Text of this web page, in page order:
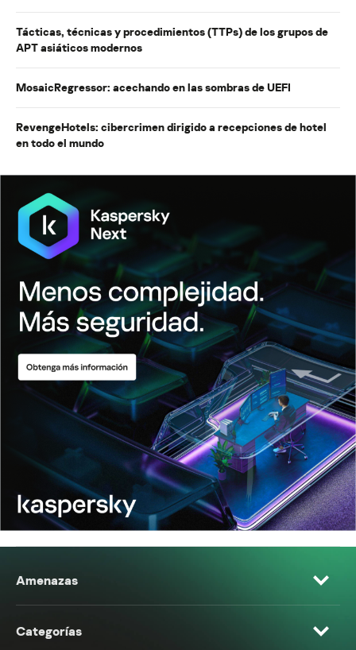
Tácticas, técnicas y procedimientos (TTPs) de los grupos de
APT asiáticos modernos
MosaicRegressor: acechando en las sombras de UEFI
RevengeHotels: cibercrimen dirigido a recepciones de hotel
en todo el mundo
Amenazas
Categorías